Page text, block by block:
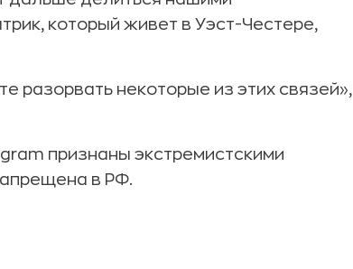
который живет в Уэст-Честере,
разорвать некоторые из этих связей»,
признаны экстремистскими
в РФ.